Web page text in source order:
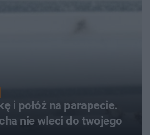
i połóż na parapecie.
nie wleci do twojego